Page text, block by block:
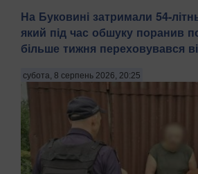
На Буковині затримали 54-
який під час обшуку поранив
більше тижня переховувався
субота, 8 серпень 2026, 20:25